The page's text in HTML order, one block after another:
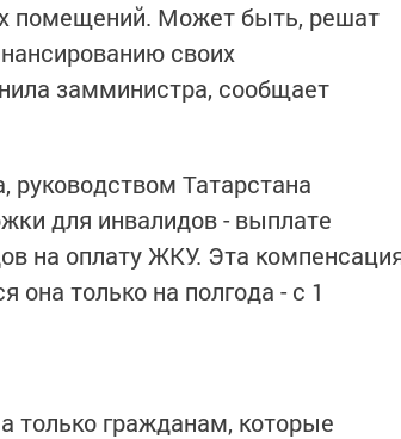
помещений. Может быть, решат
своих
замминистра, сообщает
руководством Татарстана
для инвалидов - выплате
на оплату ЖКУ. Эта
она только на полгода - с 1
только гражданам, которые